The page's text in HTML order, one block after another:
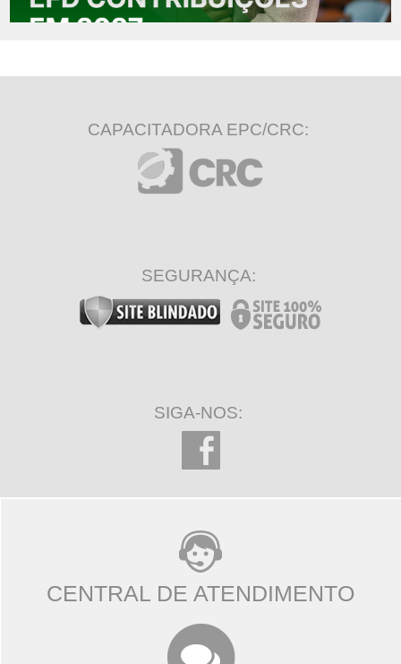
CAPACITADORA EPC/CRC:
SEGURANÇA:
SIGA-NOS:
CENTRAL DE ATENDIMENTO